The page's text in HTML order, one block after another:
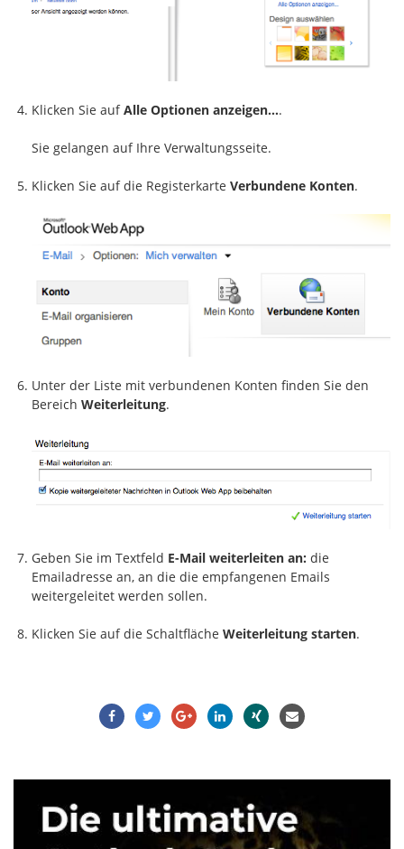
Klicken Sie aufAlle Optionen anzeigen….
Sie gelangen auf Ihre Verwaltungsseite.
Klicken Sie auf die Registerkarte Verbundene Konten.
Unter der Liste mit verbundenen Konten finden Sie den
Bereich Weiterleitung.
Geben Sie im Textfeld E-Mail weiterleiten an: die
Emailadresse an, an die die empfangenen Emails
weitergeleitet werden sollen.
Klicken Sie auf die Schaltfläche Weiterleitung starten.